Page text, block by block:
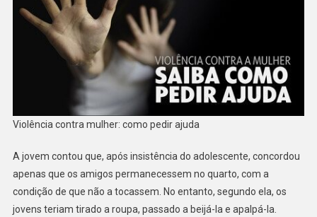
Violência contra mulher: como pedir ajuda
A jovem contou que, após insistência do adolescente, concordou
apenas que os amigos permanecessem no quarto, com a
condição de que não a tocassem. No entanto, segundo ela, os
jovens teriam tirado a roupa, passado a beijá-la e apalpá-la.